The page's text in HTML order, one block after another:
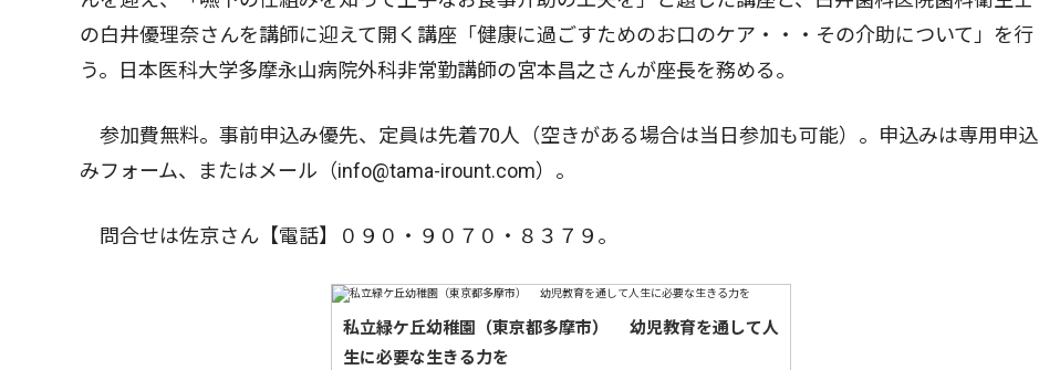
の白井優理奈さんを講師に迎えて開く講座「健康に過ごすためのお口のケア・・・その介助について」を行
う。日本医科大学多摩永山病院外科非常勤講師の宮本昌之さんが座長を務める。
参加費無料。事前申込み優先、定員は先着70人（空きがある場合は当日参加も可能）。申込みは専用申込
みフォーム、またはメール（info@tama-irount.com）。
問合せは佐京さん【電話】０９０・９０７０・８３７９。
私立緑ケ丘幼稚園（東京都多摩市） 幼児教育を通して人
生に必要な生きる力を